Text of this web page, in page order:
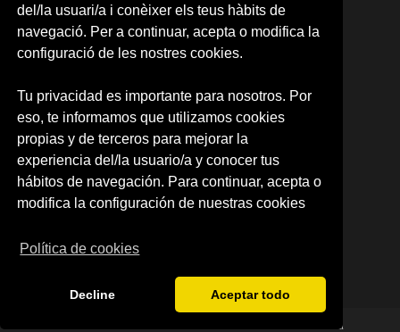
del/la usuari/a i conèixer els teus hàbits de
navegació. Per a continuar, acepta o modifica la
configuració de les nostres cookies.
Tu privacidad es importante para nosotros. Por
eso, te informamos que utilizamos cookies
propias y de terceros para mejorar la
experiencia del/la usuario/a y conocer tus
hábitos de navegación. Para continuar, acepta o
modifica la configuración de nuestras cookies
Política de cookies
Decline Aceptar todo
09. ÁRABE
10. JAPONÉS
11. RUSO
12.NEERLANDÉS
14. INTENSIVE SPANISH
CARTA RESERVA DE PLAZA
RESERVA DE PLAZA (CAMPUS)
SOBRE NOSOTROS
Quienes somos
Política de privacidad
© 2026 Centre d'Idiomes de la Universitat de València